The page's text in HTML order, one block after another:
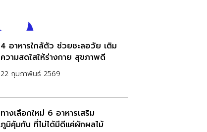
4 อาหารใกล้ตัว ช่วยชะลอวัย เติม
ความสดใสให้ร่างกาย สุขภาพดี
22 กุมภาพันธ์ 2569
ทางเลือกใหม่ 6 อาหารเสริม
ภูมิคุ้มกัน ที่ไม่ได้มีดีแค่ผักผลไม้